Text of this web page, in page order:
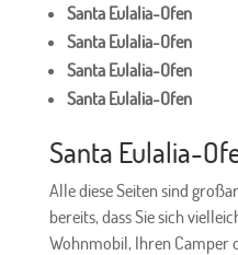
Santa Eulalia-Ofen
Santa Eulalia-Ofen
Santa Eulalia-Ofen
Santa Eulalia-Ofen
Santa Eulalia-
Alle diese Seiten sind
bereits, dass Sie sich
Wohnmobil, Ihren Camper